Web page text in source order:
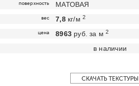
поверхность МАТОВАЯ
вес 7,8кг/м2
цена 8963 руб. за м2
в наличии
СКАЧАТЬ ТЕКСТУРЫ